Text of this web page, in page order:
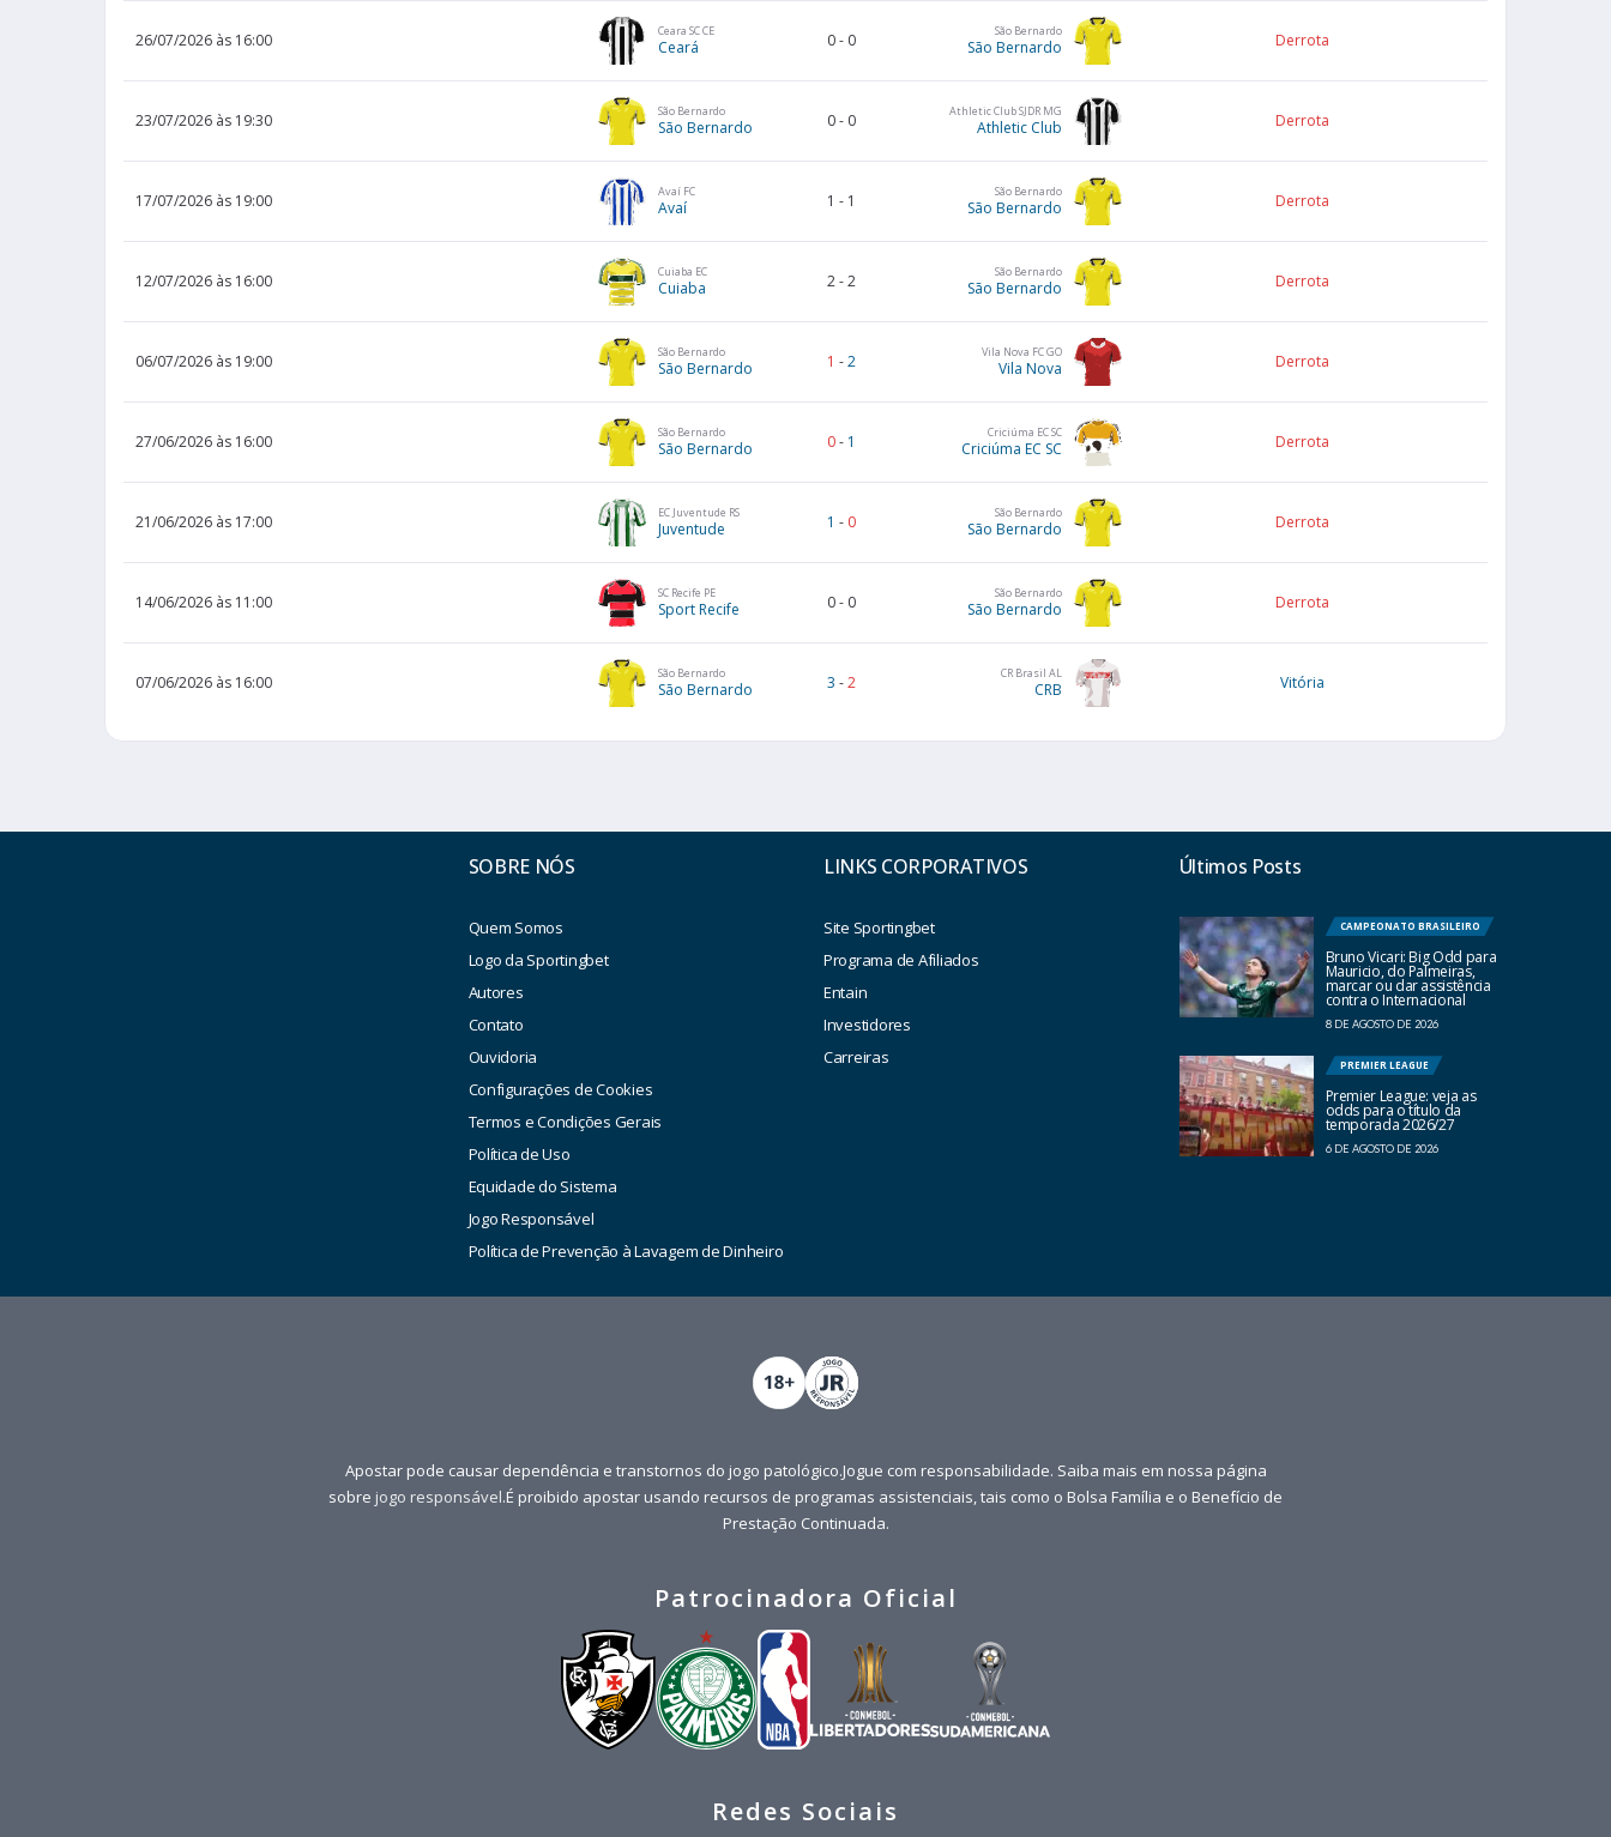
26/07/2026 às 16:00 Ceara SC CE
Ceará 0- 0 São Bernardo
São Bernardo Derrota
23/07/2026 às 19:30 São Bernardo
São Bernardo 0- 0 Athletic Club SJDR MG
Athletic Club Derrota
17/07/2026 às 19:00 Avaí FC
Avaí 1 - 1 São Bernardo
São Bernardo Derrota
12/07/2026 às 16:00 Cuiaba EC
Cuiaba 2-2 São Bernardo
São Bernardo Derrota
06/07/2026 às 19:00 São Bernardo
São Bernardo 1 -2 Vila Nova FC GO
Vila Nova Derrota
27/06/2026 às 16:00 São Bernardo
São Bernardo 0- 1 Criciúma EC SC
Criciúma EC SC Derrota
21/06/2026 às 17:00 EC Juventude RS
Juventude 1 - 0 São Bernardo
São Bernardo Derrota
14/06/2026 às 11:00 SC Recife PE
Sport Recife 0- 0 São Bernardo
São Bernardo Derrota
07/06/2026 às 16:00 São Bernardo
São Bernardo 3 -2 CR Brasil AL
CRB Vitória
SOBRE NÓS
Quem Somos
Logo da Sportingbet
Autores
Contato
Ouvidoria
Configurações de Cookies
Termos e Condições Gerais
Política de Uso
Equidade do Sistema
Jogo Responsável
Política de Prevenção à Lavagem de Dinheiro
LINKS CORPORATIVOS
Site Sportingbet
Programa de Afiliados
Entain
Investidores
Carreiras
Últimos Posts
CAMPEONATO BRASILEIRO
Bruno Vicari: Big Odd para
Mauricio, do Palmeiras,
marcar ou dar assistência
contra o Internacional
8 DE AGOSTO DE 2026
PREMIER LEAGUE
Premier League: veja as
odds para o título da
temporada 2026/27
6 DE AGOSTO DE 2026
Apostar pode causar dependência e transtornos do jogo patológico.Jogue com responsabilidade. Saiba mais em nossa página
sobre jogo responsável.É proibido apostar usando recursos de programas assistenciais, tais como o Bolsa Família e o Benefício de
Prestação Continuada.
Patrocinadora Oficial
Redes Sociais